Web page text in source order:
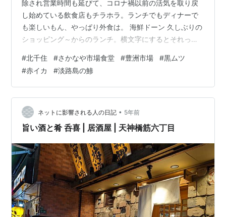
除され営業時間も延びて、コロナ禍以前の活気を取り戻
し始めている飲食店もチラホラ。ランチでもディナーで
も楽しいもん、やっぱり外食は。 海鮮ドーン 久しぶりの
ショッピング～からのランチ。横文字にするとそれっぽ
ロナ禍であろうがなかろうが行動範囲はほぼ変わらず食
べた物も結局は鮮魚で、こうして振り返ると私の思考や
行動のバリエーションの少なさよ。笑えてきます。でも
いいんですよ充分に幸せなんだから。ちなみに上で写真
を載せた海鮮丼は「さかなや 市場食堂」のランチメニュ
ー、2000円弱。嫁さんはもうちょ…
#北千住 #さかなや市場食堂 #豊洲市場 #黒ムツ
#赤イカ #淡路島の鯵
ネットに影響される人の日記 • 5年前
旨い酒と肴 呑喜 | 居酒屋 | 天神橋筋六丁目